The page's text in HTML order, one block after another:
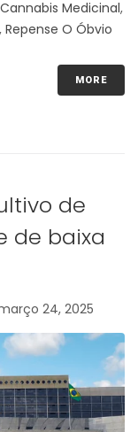
Cannabis Medicinal,
, Repense O Óbvio
MORE
de
de baixa
24, 2025